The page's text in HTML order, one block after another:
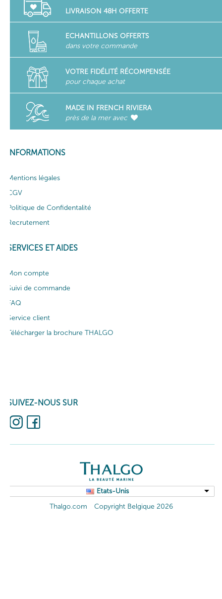
LIVRAISON 48H OFFERTE
ECHANTILLONS OFFERTS
dans votre commande
VOTRE FIDÉLITÉ RÉCOMPENSÉE
pour chaque achat
MADE IN FRENCH RIVIERA
près de la mer avec
INFORMATIONS
Mentions légales
CGV
Politique de Confidentalité
Recrutement
SERVICES ET AIDES
Mon compte
Suivi de commande
FAQ
Service client
Télécharger la brochure THALGO
SUIVEZ-NOUS SUR
Etats-Unis
Thalgo.com
Copyright Belgique 2026